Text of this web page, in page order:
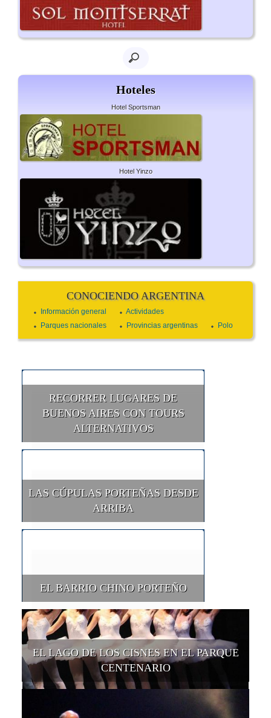
Hoteles
Hotel Sportsman
Hotel Yinzo
CONOCIENDO ARGENTINA
Información general
Actividades
Parques nacionales
Provincias argentinas Polo
RECORRER LUGARES DE
BUENOS AIRES CON TOURS
ALTERNATIVOS
LAS CÚPULAS PORTEÑAS DESDE
ARRIBA
EL BARRIO CHINO PORTEÑO
EL LAGO DE LOS CISNES EN EL PARQUE
CENTENARIO